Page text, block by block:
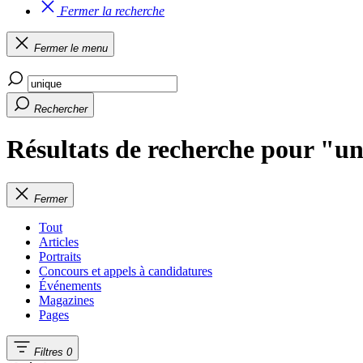
Fermer la recherche
Fermer le menu
Rechercher
Résultats de recherche pour
Fermer
Tout
Articles
Portraits
Concours et appels à candidatures
Événements
Magazines
Pages
Filtres 0